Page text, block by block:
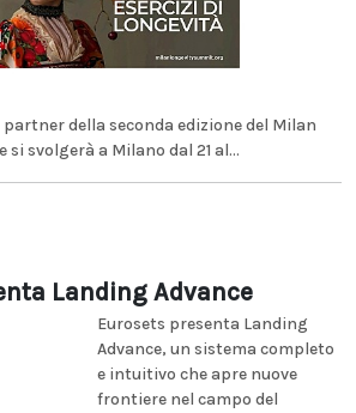
partner della seconda edizione del Milan
svolgerà a Milano dal 21 al...
Landing Advance
Eurosets presenta Landing
Advance, un sistema completo
e intuitivo che apre nuove
frontiere nel campo del